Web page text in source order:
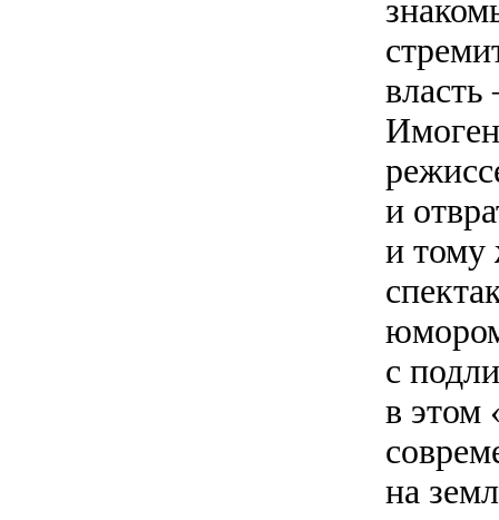
и
и тому
с
в этом
на